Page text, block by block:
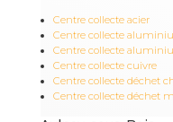
Centre collecte acier
Centre collecte
Centre collecte
Centre collecte cuivre
Centre collecte déchet
Centre collecte déchet